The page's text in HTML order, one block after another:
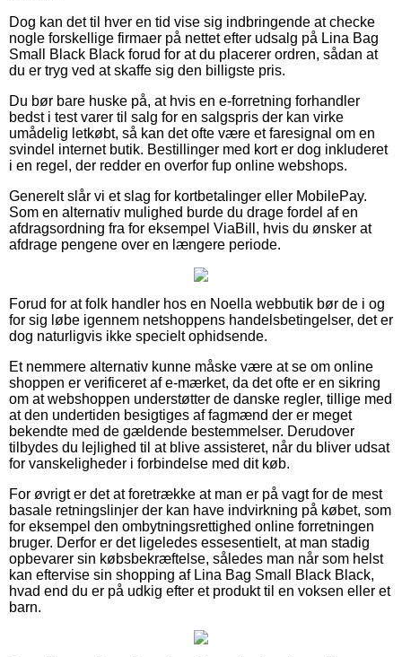
Dog kan det til hver en tid vise sig indbringende at checke
nogle forskellige firmaer på nettet efter udsalg på Lina Bag
Small Black Black forud for at du placerer ordren, sådan at
du er tryg ved at skaffe sig den billigste pris.
Du bør bare huske på, at hvis en e-forretning forhandler
bedst i test varer til salg for en salgspris der kan virke
umådelig letkøbt, så kan det ofte være et faresignal om en
svindel internet butik. Bestillinger med kort er dog inkluderet
i en regel, der redder en overfor fup online webshops.
Generelt slår vi et slag for kortbetalinger eller MobilePay.
Som en alternativ mulighed burde du drage fordel af en
afdragsordning fra for eksempel ViaBill, hvis du ønsker at
afdrage pengene over en længere periode.
Forud for at folk handler hos en Noella webbutik bør de i og
for sig løbe igennem netshoppens handelsbetingelser, det er
dog naturligvis ikke specielt ophidsende.
Et nemmere alternativ kunne måske være at se om online
shoppen er verificeret af e-mærket, da det ofte er en sikring
om at webshoppen understøtter de danske regler, tillige med
at den undertiden besigtiges af fagmænd der er meget
bekendte med de gældende bestemmelser. Derudover
tilbydes du lejlighed til at blive assisteret, når du bliver udsat
for vanskeligheder i forbindelse med dit køb.
For øvrigt er det at foretrække at man er på vagt for de mest
basale retningslinjer der kan have indvirkning på købet, som
for eksempel den ombytningsrettighed online forretningen
bruger. Derfor er det ligeledes essesentielt, at man stadig
opbevarer sin købsbekræftelse, således man når som helst
kan eftervise sin shopping af Lina Bag Small Black Black,
hvad end du er på udkig efter et produkt til en voksen eller et
barn.